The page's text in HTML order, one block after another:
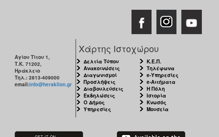
Αγίου Τίτου 1,
Τ.Κ. 71202,
Ηράκλειο
Τηλ.: 2813-409000
email:info@heraklion.gr
Χάρτης Ιστοχώρου
Δελτία Τύπου
Ανακοινώσεις
Διαγωνισμοί
Προσλήψεις
Διαβουλεύσεις
Εκδηλώσεις
Ο Δήμος
Υπηρεσίες
Κ.Ε.Π.
Τηλέφωνα
e-Υπηρεσίες
e-Αιτήματα
Η Πόλη
Ιστορία
Κνωσός
Μουσεία